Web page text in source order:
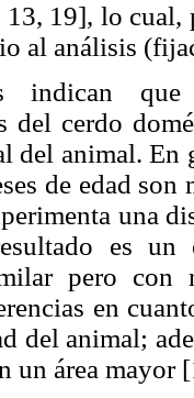
19], lo cual,
al análisis
indican
del cerdo
del animal. En
de edad son
una
es un
pero con
en
del animal;
un área mayor